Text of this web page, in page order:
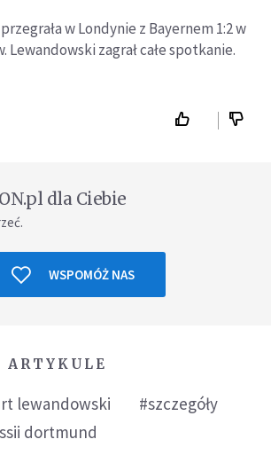
w Londynie z Bayernem 1:2 w
Lewandowski zagrał całe spotkanie.
dla Ciebie
WSPOMÓŻ NAS
ARTYKULE
lewandowski
#szczegóły
dortmund